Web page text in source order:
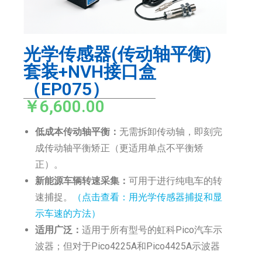
光学传感器(传动轴平衡)
套装+NVH接口盒
（EP075）
￥6,600.00
低成本传动轴平衡： 无需拆卸传动轴，即刻完
成传动轴平衡矫正（更适用单点不平衡矫
正）。
新能源车辆转速采集： 可用于进行纯电车的转
速捕捉。
（点击查看：用光学传感器捕捉和显
示车速的方法）
适用广泛： 适用于所有型号的虹科Pico汽车示
波器；但对于Pico4225A和Pico4425A示波器